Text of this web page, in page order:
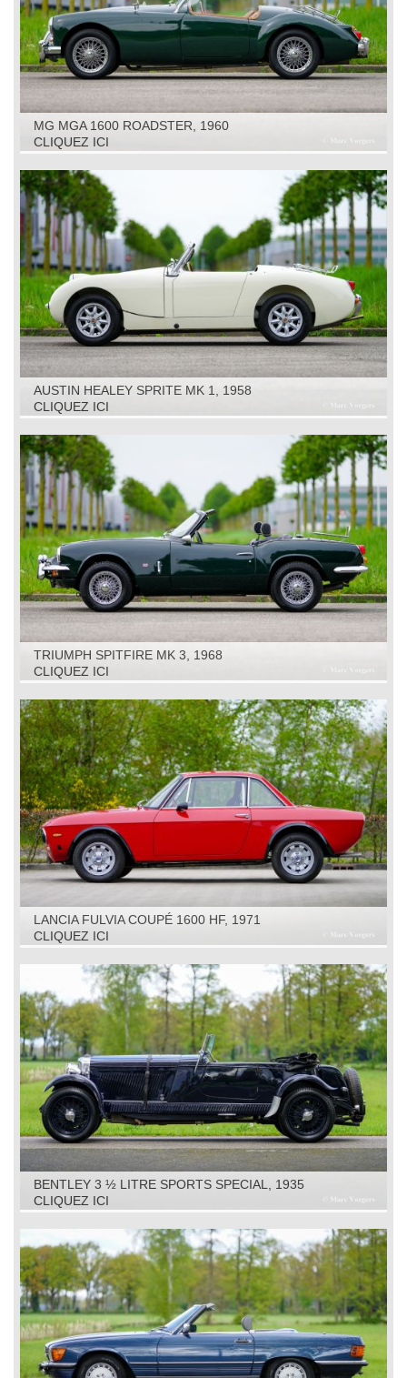
MG MGA 1600 ROADSTER, 1960
CLIQUEZ ICI
AUSTIN HEALEY SPRITE MK 1, 1958
CLIQUEZ ICI
TRIUMPH SPITFIRE MK 3, 1968
CLIQUEZ ICI
LANCIA FULVIA COUPÉ 1600 HF, 1971
CLIQUEZ ICI
BENTLEY 3 ½ LITRE SPORTS SPECIAL, 1935
CLIQUEZ ICI